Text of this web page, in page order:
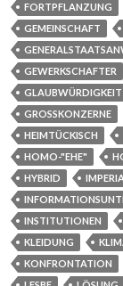
FORTPFLANZUNG
GEMEINSCHAFT
GEWERKSCHAFTER
GLAUBWÜRDIGKEIT
GROSSKONZERNE
HEIMTÜCKISCH
HOMO-"EHE"
HYBRID
INSTITUTIONEN
KLEIDUNG
KONFRONTATION